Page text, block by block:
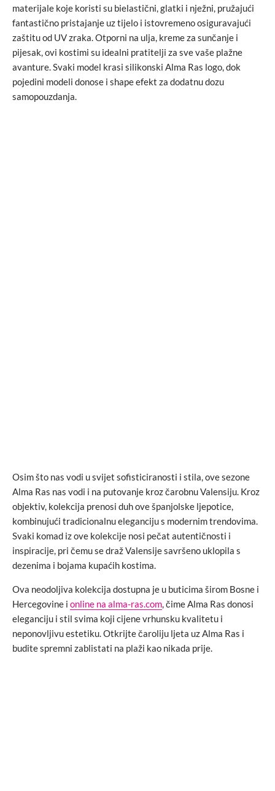
materijale koje koristi su bielastični, glatki i nježni, pružajući
fantastično pristajanje uz tijelo i istovremeno osiguravajući
zaštitu od UV zraka. Otporni na ulja, kreme za sunčanje i
pijesak, ovi kostimi su idealni pratitelji za sve vaše plažne
avanture. Svaki model krasi silikonski Alma Ras logo, dok
pojedini modeli donose i shape efekt za dodatnu dozu
samopouzdanja.
Osim što nas vodi u svijet sofisticiranosti i stila, ove sezone
Alma Ras nas vodi i na putovanje kroz čarobnu Valensiju. Kroz
objektiv, kolekcija prenosi duh ove španjolske ljepotice,
kombinujući tradicionalnu eleganciju s modernim trendovima.
Svaki komad iz ove kolekcije nosi pečat autentičnosti i
inspiracije, pri čemu se draž Valensije savršeno uklopila s
dezenima i bojama kupaćih kostima.
Ova neodoljiva kolekcija dostupna je u buticima širom Bosne i
Hercegovine i online na alma-ras.com, čime Alma Ras donosi
eleganciju i stil svima koji cijene vrhunsku kvalitetu i
neponovljivu estetiku. Otkrijte čaroliju ljeta uz Alma Ras i
budite spremni zablistati na plaži kao nikada prije.